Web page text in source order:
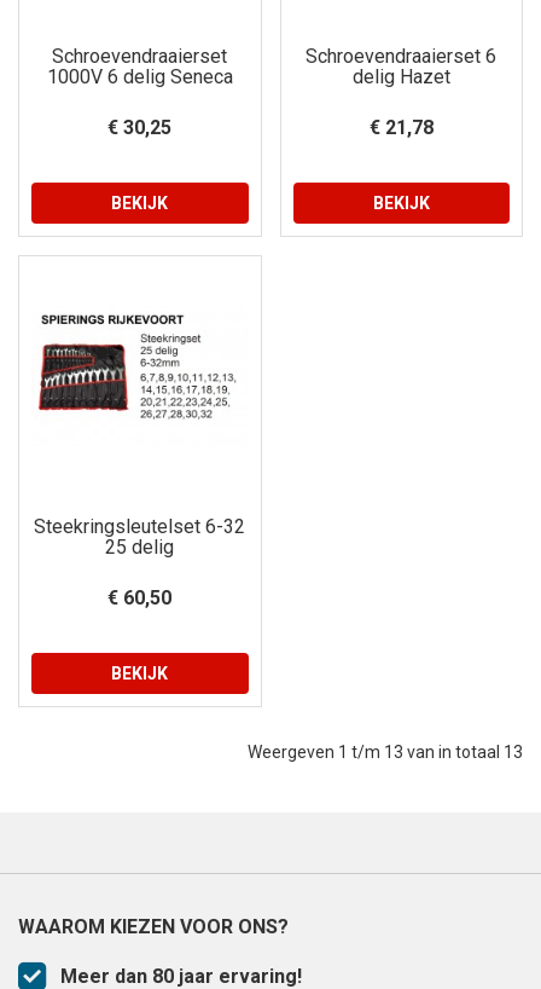
Schroevendraaierset
1000V 6 delig Seneca
€ 30,25
BEKIJK
Schroevendraaierset 6
delig Hazet
€ 21,78
BEKIJK
Steekringsleutelset 6-32
25 delig
€ 60,50
BEKIJK
Weergeven 1 t/m 13 van in totaal 13
WAAROM KIEZEN VOOR ONS?
Meer dan 80 jaar ervaring!